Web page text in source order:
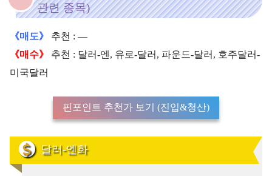
관련 종목)
《매도》
추천 : —
《매수》
추천 : 달러-엔, 유로-달러, 파운드-달러, 호주달러-
미국달러
핀포인트 추천가 보기 (진입&청산)
달러-엔화